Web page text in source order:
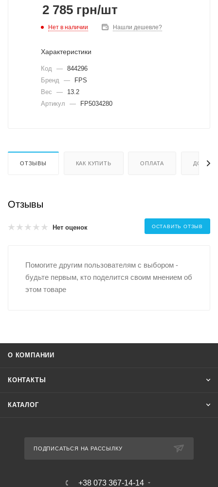
2 785 грн/шт
Нет в наличии Нашли дешевле?
Характеристики
Код — 844296
Бренд —
FPS
Вес
—
13.2
Артикул
— FP5034280
ОТЗЫВЫ КАК КУПИТЬ ОПЛАТА
Отзывы
Нет оценок ОСТАВИТЬ ОТЗЫВ
Помогите другим пользователям с выбором -
будьте первым, кто поделится своим мнением об
этом товаре
О КОМПАНИИ
КОНТАКТЫ
КАТАЛОГ
ПОДПИСАТЬСЯ НА РАССЫЛКУ
+38 073 367-14-14